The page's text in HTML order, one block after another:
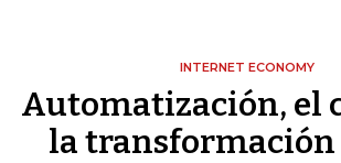
INTERNET ECONOMY
Automatización, el
la